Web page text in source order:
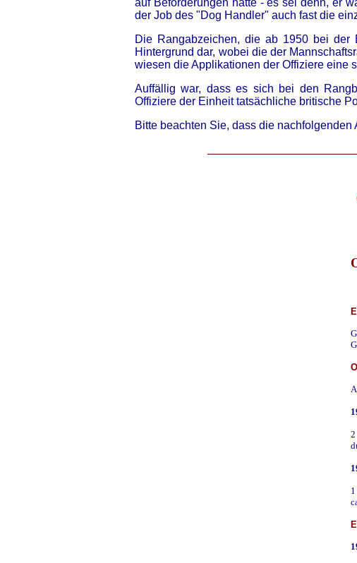
auf Beförderungen hatte - es sei denn, er
der Job des "Dog Handler" auch fast die
Die Rangabzeichen, die ab 1950 bei der
Hintergrund dar, wobei die der
wiesen die Applikationen der Offiziere eine
Auffällig war, dass es sich bei den
Offiziere der Einheit tatsächliche britische
Bitte beachten Sie, dass die nachfolgenden